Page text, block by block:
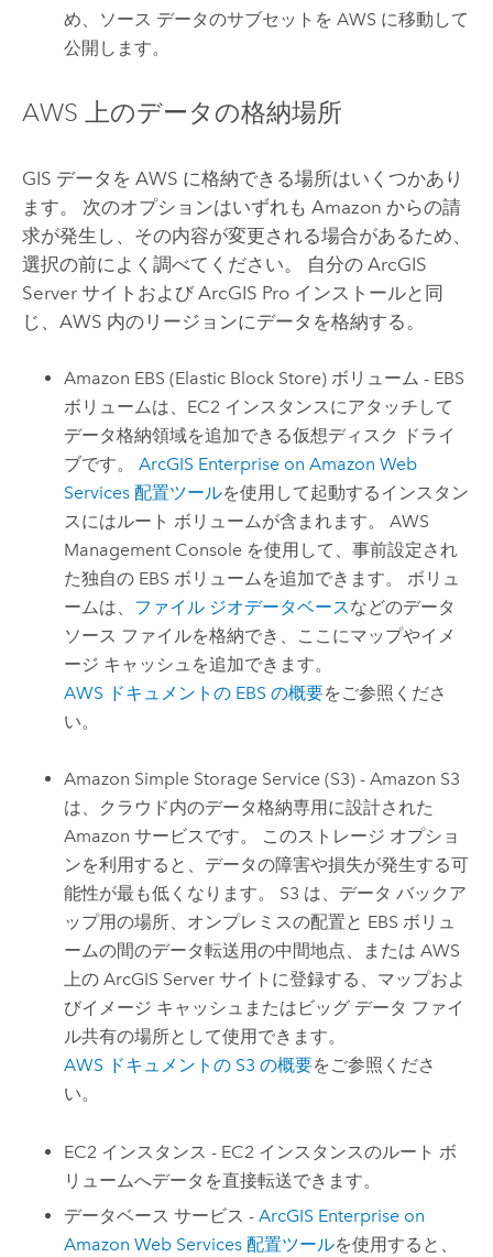
め、ソース データのサブセットをAWS に移動して
公開します。
AWS 上のデータの格納場所
GIS データを AWS に格納できる場所はいくつかあり
ます。 次のオプションはいずれも Amazon からの請
求が発生し、その内容が変更される場合があるため、
選択の前によく調べてください。 自分の ArcGIS
Serverサイトおよび ArcGIS Proインストールと同
じ、 AWS 内のリージョンにデータを格納する。
Amazon EBS (Elastic Block Store) ボリューム - EBS
ボリュームは、 EC2 インスタンスにアタッチして
データ格納領域を追加できる仮想ディスク ドライ
ブです。ArcGIS Enterprise on Amazon Web
Services 配置ツールを使用して起動するインスタン
スにはルート ボリュームが含まれます。AWS
Management Console を使用して、事前設定され
た独自の EBS ボリュームを追加できます。 ボリュ
ームは、 ファイル ジオデータベースなどのデータ
ソース ファイルを格納でき、ここにマップやイメ
ージ キャッシュを追加できます。
AWS ドキュメントの EBS の概要をご参照くださ
い。
Amazon Simple Storage Service (S3) -Amazon S3
は、クラウド内のデータ格納専用に設計された
Amazon サービスです。 このストレージ オプショ
ンを利用すると、データの障害や損失が発生する可
能性が最も低くなります。 S3 は、データ バックア
ップ用の場所、オンプレミスの配置と EBS ボリュ
ームの間のデータ転送用の中間地点、またはAWS
上のArcGIS Server サイトに登録する、マップおよ
びイメージ キャッシュまたはビッグ データ ファイ
ル共有の場所として使用できます。
AWS ドキュメントの S3 の概要をご参照くださ
い。
EC2 インスタンス - EC2 インスタンスのルート ボ
リュームへデータを直接転送できます。
データベース サービス -ArcGIS Enterprise on
Amazon Web Services 配置ツールを使用すると、